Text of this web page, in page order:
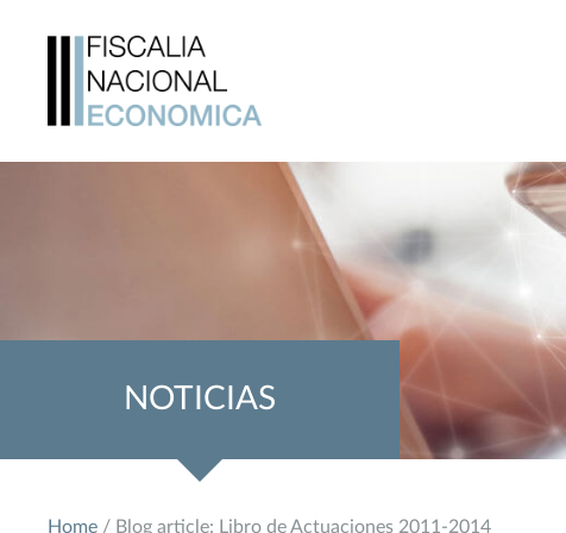
NOTICIAS
Home / Blog article: Libro de Actuaciones 2011-2014